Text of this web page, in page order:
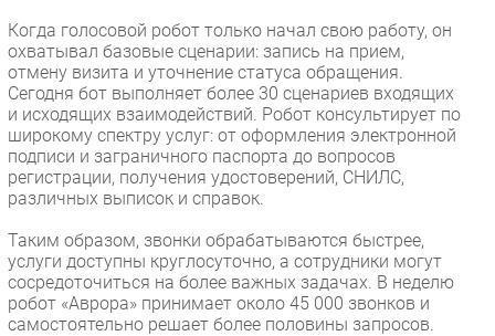
Когда голосовой робот только начал свою работу, он
охватывал базовые сценарии: запись на прием,
отмену визита и уточнение статуса обращения.
Сегодня бот выполняет более 30 сценариев входящих
и исходящих взаимодействий. Робот консультирует по
широкому спектру услуг: от оформления электронной
подписи и заграничного паспорта до вопросов
регистрации, получения удостоверений, СНИЛС,
различных выписок и справок.
Таким образом, звонки обрабатываются быстрее,
услуги доступны круглосуточно, а сотрудники могут
сосредоточиться на более важных задачах. В неделю
робот «Аврора» принимает около 45 000 звонков и
самостоятельно решает более половины запросов.